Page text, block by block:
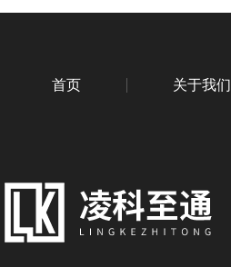
首页 关于我们